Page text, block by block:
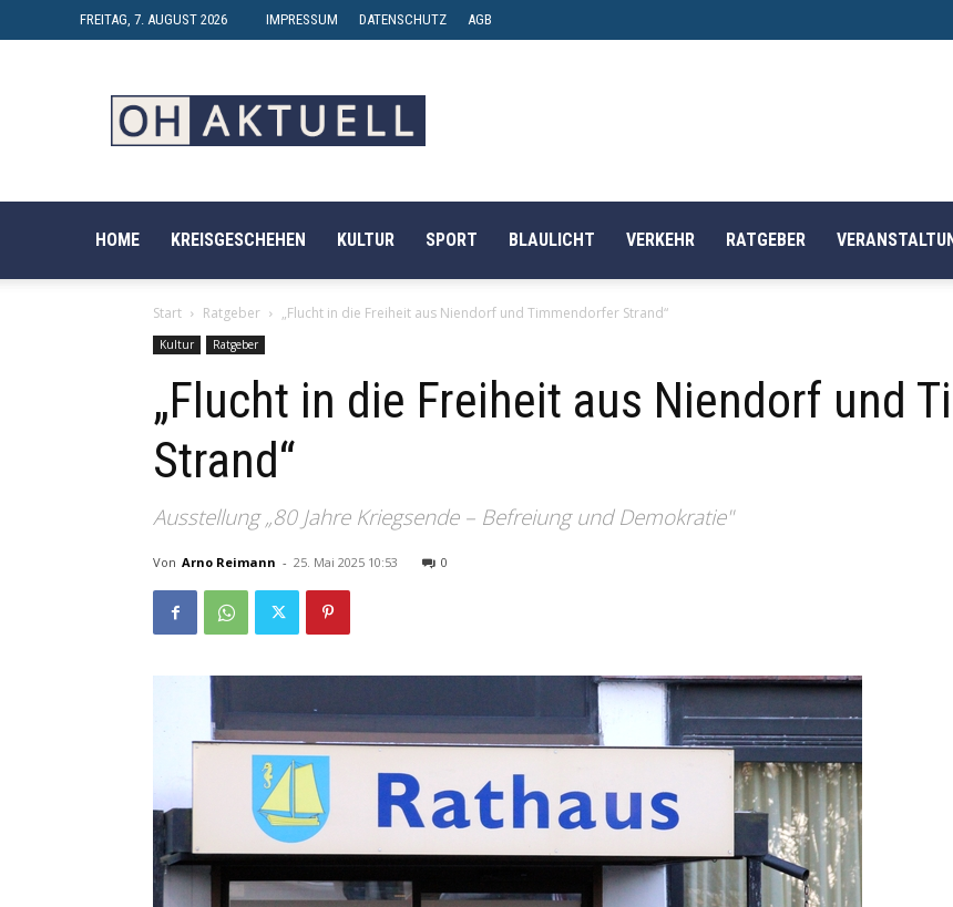
FREITAG, 7. AUGUST 2026 IMPRESSUM DATENSCHUTZ AGB
AKTUELL
HOME KREISGESCHEHEN KULTUR SPORT BLAULICHT VERKEHR RATGEBER
Start Ratgeber „Flucht in die Freiheit aus Niendorf und Timmendorfer Strand“
Kultur Ratgeber
„Flucht in die Freiheit aus Niendorf und
Strand“
Ausstellung „80 Jahre Kriegsende – Befreiung und Demokratie"
Von Arno Reimann - 25. Mai 2025 10:53 0